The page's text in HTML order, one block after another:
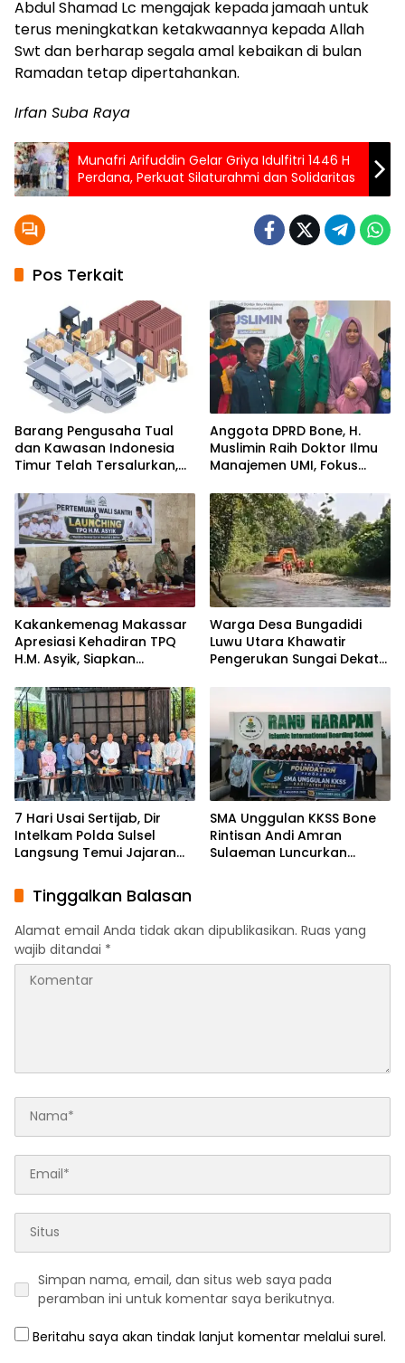
Abdul Shamad Lc mengajak kepada jamaah untuk
terus meningkatkan ketakwaannya kepada Allah
Swt dan berharap segala amal kebaikan di bulan
Ramadan tetap dipertahankan.
Irfan Suba Raya
Munafri Arifuddin Gelar Griya Idulfitri 1446 H
Perdana, Perkuat Silaturahmi dan Solidaritas
Pos Terkait
Barang Pengusaha Tual
dan Kawasan Indonesia
Timur Telah Tersalurkan,
Langkah Penyelesaian PT
Afid Logistik dan PT Tanto
Intim Line
Anggota DPRD Bone, H.
Muslimin Raih Doktor Ilmu
Manajemen UMI, Fokus
ASN
Kakankemenag Makassar
Apresiasi Kehadiran TPQ
H.M. Asyik, Siapkan
Cegah Anak Miskin
Spiritualitas
Warga Desa Bungadidi
Luwu Utara Khawatir
Pengerukan Sungai Dekat
7 Hari Usai Sertijab, Dir
Intelkam Polda Sulsel
Langsung Temui Jajaran
SMA Unggulan KKSS Bone
Rintisan Andi Amran
Sulaeman Luncurkan
Tinggalkan Balasan
Alamat email Anda tidak akan dipublikasikan. Ruas yang
wajib ditandai *
Simpan nama, email, dan situs web saya pada
peramban ini untuk komentar saya berikutnya.
Beritahu saya akan tindak lanjut komentar melalui surel.